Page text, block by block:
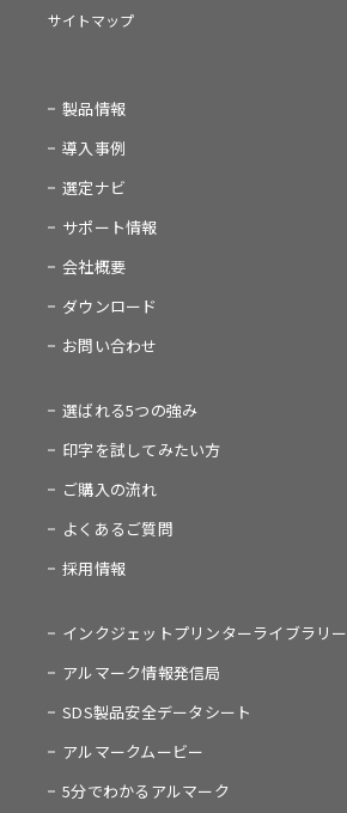
サイトマップ
製品情報
導入事例
選定ナビ
サポート情報
会社概要
ダウンロード
お問い合わせ
選ばれる5つの強み
印字を試してみたい方
ご購入の流れ
よくあるご質問
採用情報
インクジェットプリンターライブラリー
アルマーク情報発信局
SDS製品安全データシート
アルマークムービー
5分でわかるアルマーク